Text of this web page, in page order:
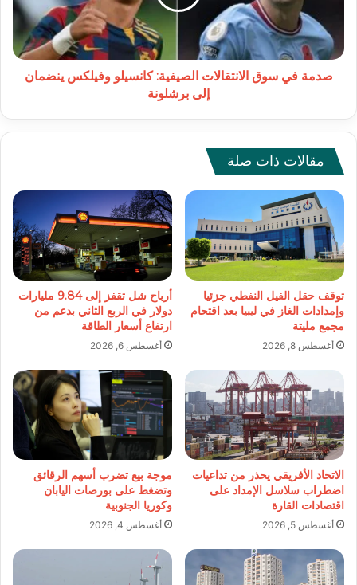
وفيلكس
ينضمان
إلى
برشلونة
صدمة في سوق الانتقالات الصيفية: كانسيلو وفيلكس ينضمان
إلى برشلونة
مقالات ذات صلة
توقف حقل الفيل النفطي جزئيا
وإمدادات الغاز في ليبيا بعد اقتحام
مجمع مليتة
أغسطس 8, 2026
أرباح شل تقفز إلى 9.84 مليارات
دولار في الربع الثاني بدعم من
ارتفاع أسعار الطاقة
أغسطس 6, 2026
الاتحاد الأفريقي يحذر من تداعيات
اضطراب سلاسل الإمداد على
اقتصادات القارة
أغسطس 5, 2026
موجة بيع تضرب أسهم الرقائق
وتضغط على بورصات اليابان
وكوريا الجنوبية
أغسطس 4, 2026